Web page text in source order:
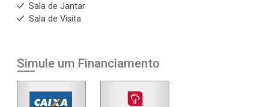
Sala de Jantar
Sala de Visita
Simule um Financiamento